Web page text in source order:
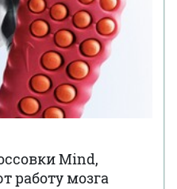
Mind,
работу мозга